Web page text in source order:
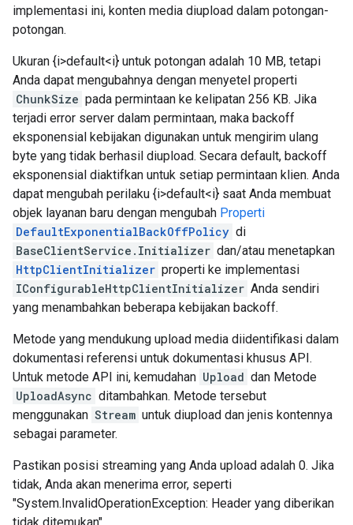
implementasi ini, konten media diupload dalam potongan-
potongan.
Ukuran {i>default<i} untuk potongan adalah 10 MB, tetapi
Anda dapat mengubahnya dengan menyetel properti
ChunkSize pada permintaan ke kelipatan 256 KB. Jika
terjadi error server dalam permintaan, maka backoff
eksponensial kebijakan digunakan untuk mengirim ulang
byte yang tidak berhasil diupload. Secara default, backoff
eksponensial diaktifkan untuk setiap permintaan klien. Anda
dapat mengubah perilaku {i>default<i} saat Anda membuat
objek layanan baru dengan mengubah Properti
DefaultExponentialBackOffPolicy di
BaseClientService.Initializer dan/atau menetapkan
HttpClientInitializer properti ke implementasi
IConfigurableHttpClientInitializer Anda sendiri
yang menambahkan beberapa kebijakan backoff.
Metode yang mendukung upload media diidentifikasi dalam
dokumentasi referensi untuk dokumentasi khusus API.
Untuk metode API ini, kemudahan Upload dan Metode
UploadAsync ditambahkan. Metode tersebut
menggunakan Stream untuk diupload dan jenis kontennya
sebagai parameter.
Pastikan posisi streaming yang Anda upload adalah 0. Jika
tidak, Anda akan menerima error, seperti
"System.InvalidOperationException: Header yang diberikan